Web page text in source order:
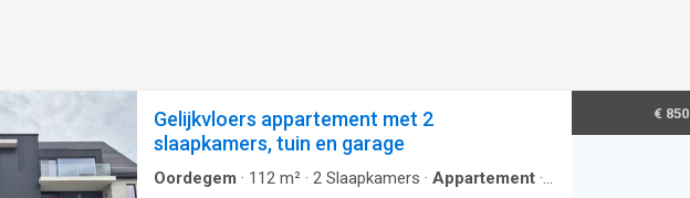
Gelijkvloers appartement met 2
slaapkamers, tuin en garage
Oordegem · 112 m² · 2 Slaapkamers · Appartement ·
€ 850